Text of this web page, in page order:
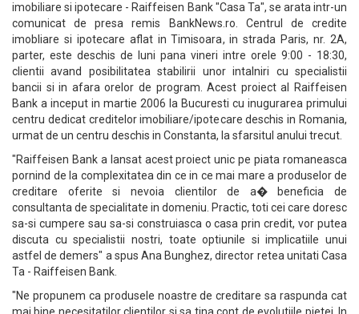
imobiliare si ipotecare - Raiffeisen Bank "Casa Ta", se arata intr-un
comunicat de presa remis BankNews.ro. Centrul de credite
imobliare si ipotecare aflat in Timisoara, in strada Paris, nr. 2A,
parter, este deschis de luni pana vineri intre orele 9:00 - 18:30,
clientii avand posibilitatea stabilirii unor intalniri cu specialistii
bancii si in afara orelor de program. Acest proiect al Raiffeisen
Bank a inceput in martie 2006 la Bucuresti cu inugurarea primului
centru dedicat creditelor imobiliare/ipotecare deschis in Romania,
urmat de un centru deschis in Constanta, la sfarsitul anului trecut.
"Raiffeisen Bank a lansat acest proiect unic pe piata romaneasca
pornind de la complexitatea din ce in ce mai mare a produselor de
creditare oferite si nevoia clientilor de a� beneficia de
consultanta de specialitate in domeniu. Practic, toti cei care doresc
sa-si cumpere sau sa-si construiasca o casa prin credit, vor putea
discuta cu specialistii nostri, toate optiunile si implicatiile unui
astfel de demers" a spus Ana Bunghez, director retea unitati Casa
Ta - Raiffeisen Bank.
"Ne propunem ca produsele noastre de creditare sa raspunda cat